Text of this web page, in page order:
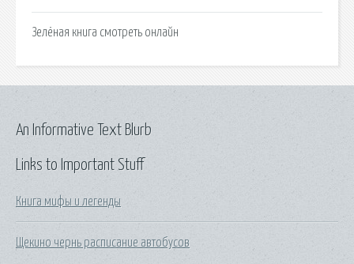
Зелёная книга смотреть онлайн
Links to Important Stuff
Книга мифы и легенды
Щекино чернь расписание автобусов
An Informative Text Blurb